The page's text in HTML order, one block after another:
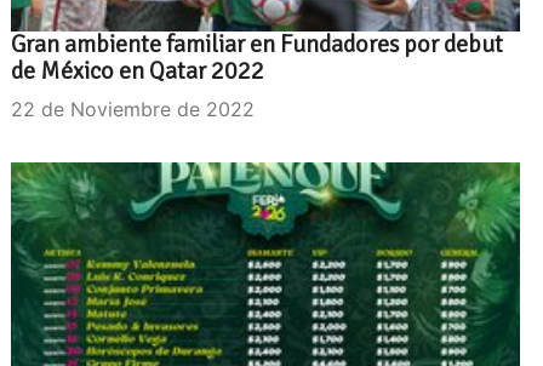
Gran ambiente familiar en Fundadores por debut
de México en Qatar 2022
22 de Noviembre de 2022